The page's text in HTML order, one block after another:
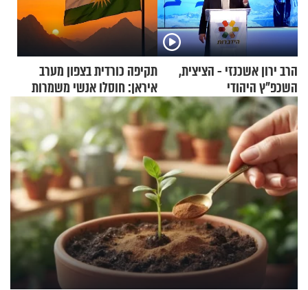
הרב ירון אשכנזי - הציצית,
השכפ"ץ היהודי
תקיפה כורדית בצפון מערב
איראן: חוסלו אנשי משמרות
המהפכה